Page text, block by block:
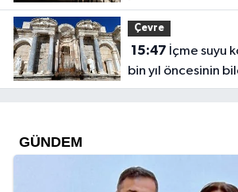
Çevre
15:47
bin yıl öncesinin
düştük?